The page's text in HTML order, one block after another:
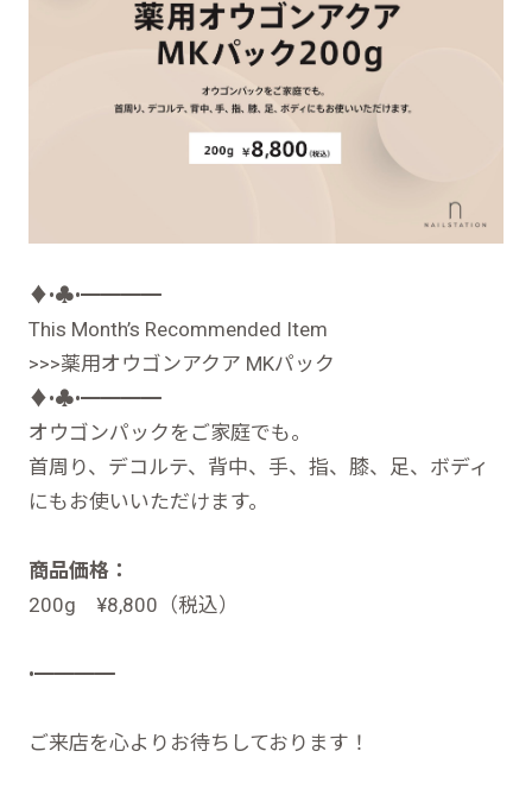
♦︎•♣︎•━━━━
This Month’s Recommended Item
>>>薬用オウゴンアクア MKパック
♦︎•♣︎•━━━━
オウゴンパックをご家庭でも。
首周り、デコルテ、背中、手、指、膝、足、ボディ
にもお使いいただけます。
商品価格：
200g ¥8,800（税込）
•━━━━
ご来店を心よりお待ちしております！